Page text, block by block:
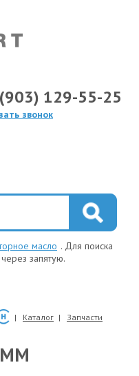
129-55-25
звонок
масло . Для поиска
запятую.
Каталог Запчасти